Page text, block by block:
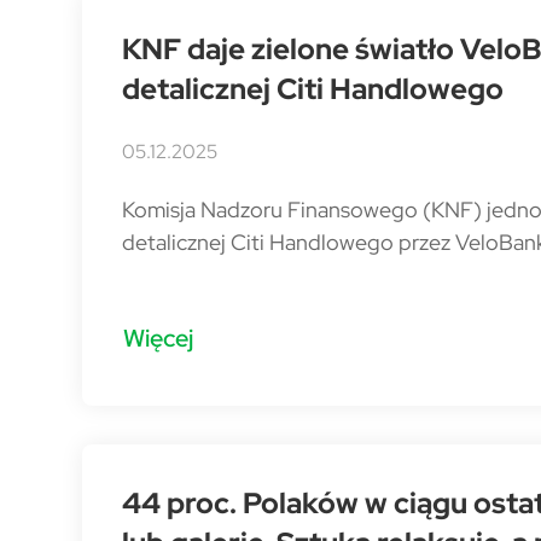
KNF daje zielone światło
detalicznej Citi Handlowego
05.12.2025
Komisja Nadzoru Finansowego (KNF)
detalicznej Citi Handlowego przez
Więcej
44 proc. Polaków w ciągu